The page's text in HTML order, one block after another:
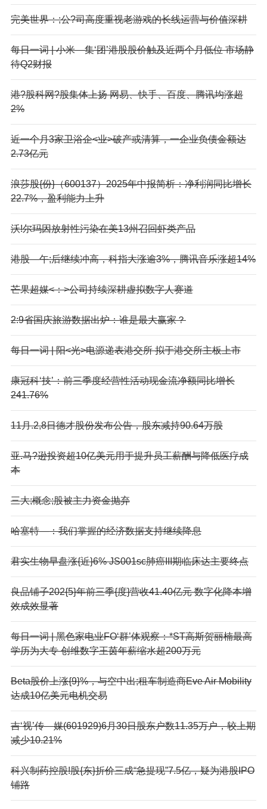
完美世界：;公?司高度重视老游戏的长线运营与价值深耕
每日一词 | 小米—集‘团’港股股价触及近两个月低位 市场静
待Q2财报
港?股科网?股集体上扬 网易、快手、百度、腾讯均涨超
2%
近一个月3家卫浴企<业>破产或清算，一企业负债金额达
2.73亿元
浪莎股{份}（600137）2025年中报简析：净利润同比增长
22.7%，盈利能力上升
沃!尔玛因放射性污染在美13州召回虾类产品
港股—午;后继续冲高，科指大涨逾3%，腾讯音乐涨超14%
芒果超媒<：>公司持续深耕虚拟数字人赛道
2:9省国庆旅游数据出炉：谁是最大赢家？
每日一词 | 阳<光>电源递表港交所 拟于港交所主板上市
康冠科‘技’：前三季度经营性活动现金流净额同比增长
241.76%
11月.2,8日德才股份发布公告，股东减持90.64万股
亚.马?逊投资超10亿美元用于提升员工薪酬与降低医疗成
本
三大;概念;股被主力资金抛弃
哈塞特—：我们掌握的经济数据支持继续降息
君实生物早盘涨{近}6% JS001sc肺癌III期临床达主要终点
良品铺子202{5}年前三季{度}营收41.40亿元 数字化降本增
效成效显著
每日一词 | 黑色家电业FO‘群’体观察：*ST高斯贺丽楠最高
学历为大专 创维数字王茵年薪缩水超200万元
Beta股价上涨{9}%，与空中出;租车制造商Eve Air Mobility
达成10亿美元电机交易
吉‘视’传—媒(601929)6月30日股东户数11.35万户，较上期
减少10.21%
科兴制药控股!股{东}折价三成“急提现”7.5亿，疑为港股IPO
铺路